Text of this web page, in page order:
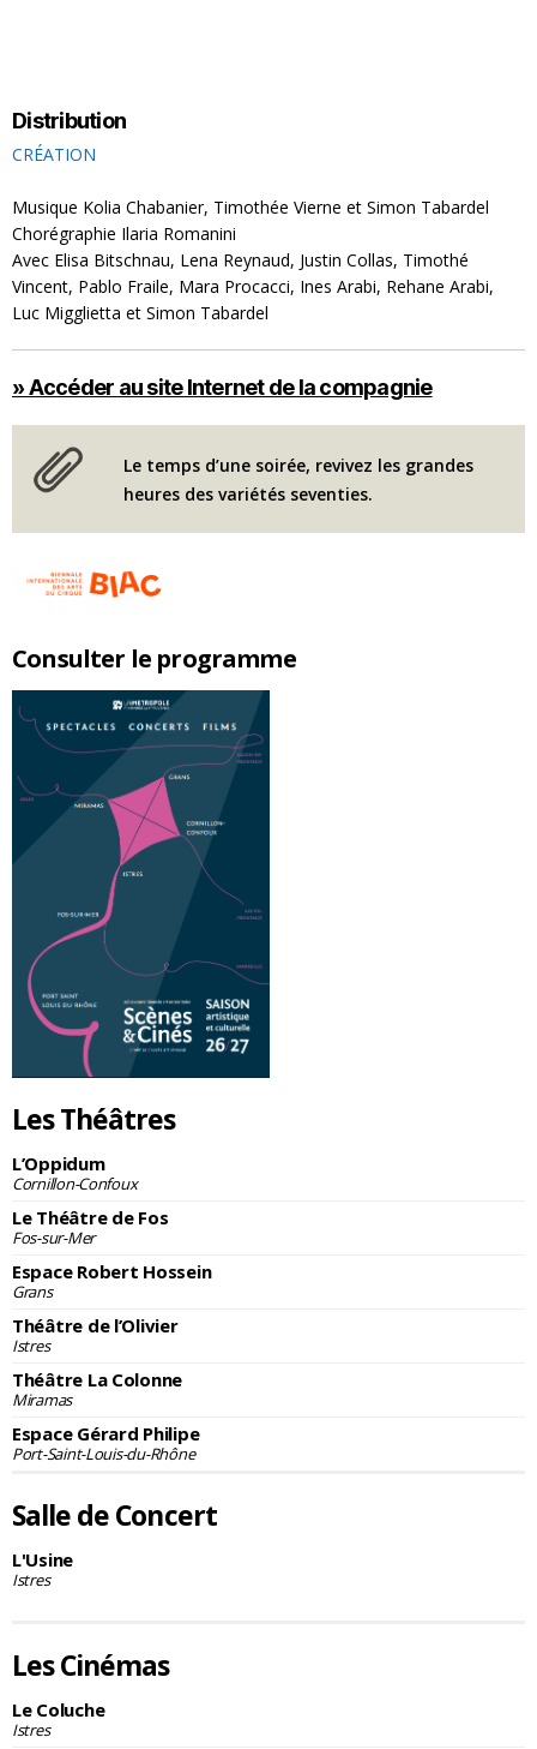
Consulter le programme
Les Théâtres
L’Oppidum
Cornillon-Confoux
Le Théâtre de Fos
Fos-sur-Mer
Espace Robert Hossein
Grans
Théâtre de l’Olivier
Istres
Théâtre La Colonne
Miramas
Espace Gérard Philipe
Port-Saint-Louis-du-Rhône
Salle de Concert
L'Usine
Istres
Les Cinémas
Le Coluche
Istres
Distribution
CRÉATION
Musique Kolia Chabanier, Timothée Vierne et Simon Tabardel
Chorégraphie Ilaria Romanini
Avec Elisa Bitschnau, Lena Reynaud, Justin Collas, Timothé
Vincent, Pablo Fraile, Mara Procacci, Ines Arabi, Rehane Arabi,
Luc Migglietta et Simon Tabardel
» Accéder au site Internet de la compagnie
Le temps d’une soirée, revivez les grandes
heures des variétés seventies.